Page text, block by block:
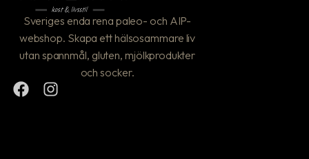
Sveriges enda rena paleo- och AIP-
webshop. Skapa ett hälsosammare liv
utan spannmål, gluten, mjölkprodukter
och socker.